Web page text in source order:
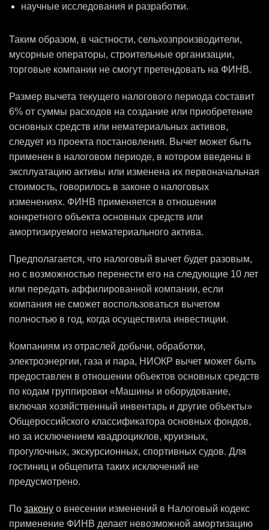
научные исследования и разработки.
Таким образом, в частности, сельхозпроизводители,
мусорные операторы, строительные организации,
торговые компании не смогут претендовать на ФИНВ.
Размер вычета текущего налогового периода составит
6% от суммы расходов на создание или приобретение
основных средств или нематериальных активов,
следует из проекта постановления. Вычет может быть
применен в налоговом периоде, в котором введены в
эксплуатацию активы или изменена их первоначальная
стоимость, говорилось в законе о налоговых
изменениях. ФИНВ применяется в отношении
конкретного объекта основных средств или
амортизируемого нематериального актива.
Предполагается, что налоговый вычет будет разовым,
но с возможностью перенести его на следующие 10 лет
или передать аффилированной компании, если
компания не сможет воспользоваться вычетом
полностью в год, когда осуществила инвестиции.
Компаниям из отраслей добычи, обработки,
электроэнергии, газа и пара, НИОКР вычет может быть
предоставлен в отношении объектов основных средств
по кодам группировки «Машины и оборудование,
включая хозяйственный инвентарь и другие объекты»
Общероссийского классификатора основных фондов,
но за исключением квадроциклов, круизных,
прогулочных, экскурсионных, спортивных судов. Для
гостиниц и общепита таких исключений не
предусмотрено.
По закону о внесении изменений в Налоговый кодекс
применение ФИНВ делает невозможной амортизацию